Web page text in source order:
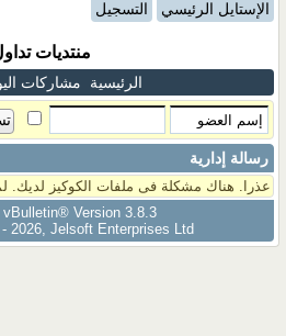
الإستايل الرئيسي التسجيل
منتديات
الرئيسية مشاركات
رسالة إدارية
عذرا. هناك مشكلة فى ملفات الكوكيز لديك.
vBulletin® Version 3.8.3
2026, Jelsoft Enterprises Ltd.